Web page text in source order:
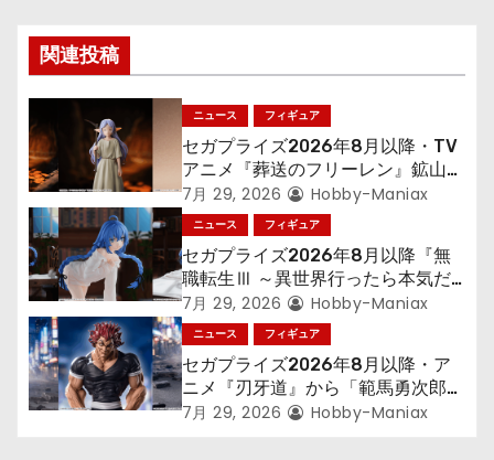
シ
ョ
ン
関連投稿
ニュース フィギュア
セガプライズ2026年8月以降・TV
アニメ『葬送のフリーレン』鉱山で
300年働くことになっっちゃった
「フリーレン」を立体化！
7月 29, 2026 Hobby-Maniax
ニュース フィギュア
セガプライズ2026年8月以降『無
職転生Ⅲ ～異世界行ったら本気だ
す～』から「ロキシー」のフィギュ
アが登場！
7月 29, 2026 Hobby-Maniax
ニュース フィギュア
セガプライズ2026年8月以降・ア
ニメ『刃牙道』から「範馬勇次郎」
が登場ッッ!!
7月 29, 2026 Hobby-Maniax